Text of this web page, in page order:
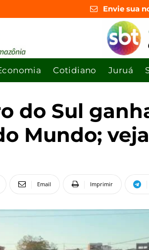
Envie sua
Cotidiano Juruá
do Sul
Mundo;
Email Imprimir